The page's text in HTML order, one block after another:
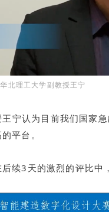
教授王宁
宁认为目前我们国家
平台。
续3天的激烈的评比